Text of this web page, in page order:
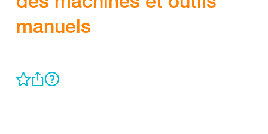
manuels